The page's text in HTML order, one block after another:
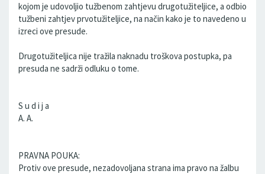
kojom je udovoljio tužbenom zahtjevu drugotužiteljice, a odbio
tužbeni zahtjev prvotužiteljice, na način kako je to navedeno u
izreci ove presude.
Drugotužiteljica nije tražila naknadu troškova postupka, pa
presuda ne sadrži odluku o tome.
S u d i j a
A. A.
PRAVNA POUKA:
Protiv ove presude, nezadovoljana strana ima pravo na žalbu